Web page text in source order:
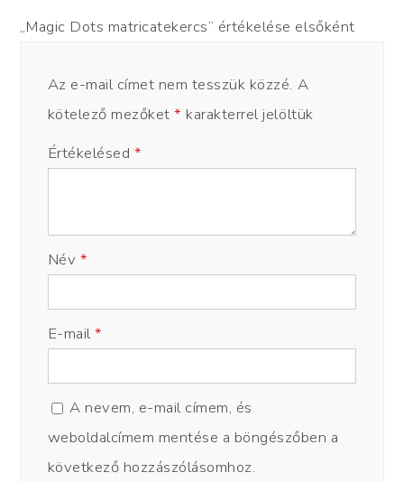
„Magic Dots matricatekercs” értékelése elsőként
Az e-mail címet nem tesszük közzé. A
kötelező mezőket* karakterrel jelöltük
Értékelésed *
Név *
E-mail*
A nevem, e-mail címem, és
weboldalcímem mentése a böngészőben a
következő hozzászólásomhoz.